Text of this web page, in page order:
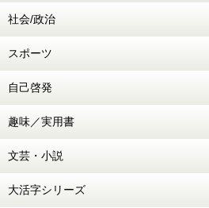
社会/政治
スポーツ
自己啓発
趣味／実用書
文芸・小説
大活字シリーズ